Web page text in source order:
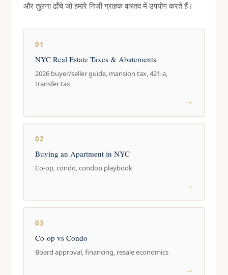
और तुलना ढाँचे जो हमारे निजी ग्राहक वास्तव में उपयोग करते हैं।
01
NYC Real Estate Taxes & Abatements
2026 buyer/seller guide, mansion tax, 421-a,
transfer tax
→
02
Buying an Apartment in NYC
Co-op, condo, condop playbook
→
03
Co-op vs Condo
Board approval, financing, resale economics
→